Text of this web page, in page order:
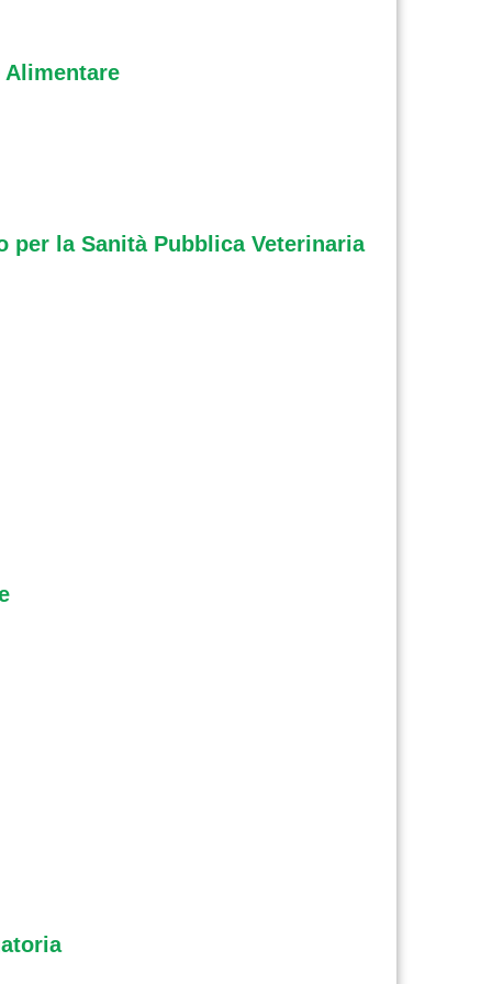
Alimentare
per la Sanità Pubblica Veterinaria